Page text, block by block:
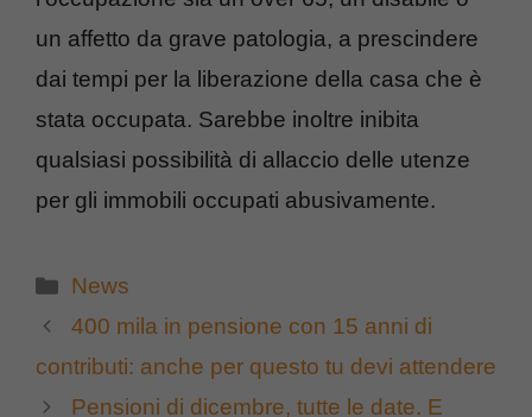
un affetto da grave patologia, a prescindere
dai tempi per la liberazione della casa che è
stata occupata. Sarebbe inoltre inibita
qualsiasi possibilità di allaccio delle utenze
per gli immobili occupati abusivamente.
Categorie
News
400 mila in pensione con 15 anni di
contributi: anche per questo tu devi attendere
Pensioni di dicembre, tutte le date. E